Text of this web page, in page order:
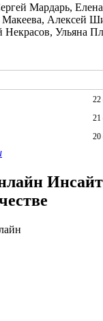
Мардарь,
Алексей
Некрасов, Ульяна
22
21
20